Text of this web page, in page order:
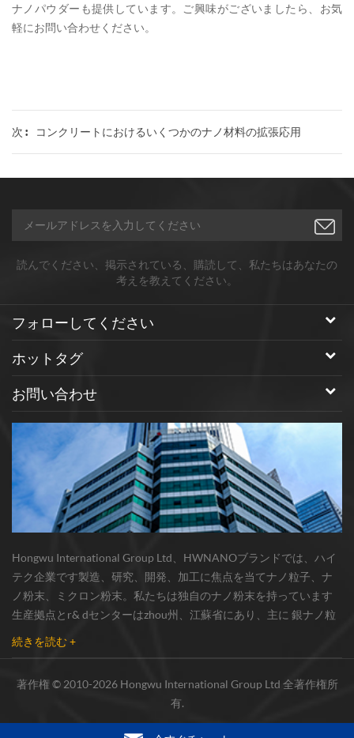
ナノパウダーも提供しています。ご興味がございましたら、お気
軽にお問い合わせください。
次 : コンクリートにおけるいくつかのナノ材料の拡張応用
読んでください、掲示されている、購読して、私たちはあなたの
考えを教えてください。
フォローしてください
ホットタグ
お問い合わせ
Hongwu International Group Ltd、HWNANOブランドでは、ハイ
テク企業です製造、研究、開発、加工に焦点を当てナノ粒子、ナ
ノ粉末、ミクロン粉末。私たちは独自のナノ粉末を持っています
生産拠点とr& dセンターはzhou州、江蘇省にあり、主に 銀ナノ粒
子 、 銅ナノ粒子 、 炭化ケイ素ウィスカー/粉末 、 カーボンナノチ
ューブ 、 グラフェン 、 酸化アルミニウムナノ粒子 、 窒化ケイ素
体向けの大量注文 我々はよく知られた研究に密接に協力した大
学、国内有数の技術工場と国立研究所、市場の実用的要求のため
続きを読む +
著作権 © 2010-2026 Hongwu International Group Ltd 全著作権所
有.